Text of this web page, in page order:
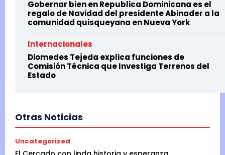
Gobernar bien en Republica Dominicana es el
regalo de Navidad del presidente Abinader a la
comunidad quisqueyana en Nueva York
Internacionales
Diomedes Tejeda explica funciones de
Comisión Técnica que Investiga Terrenos del
Estado
Otras Noticias
Uncategorized